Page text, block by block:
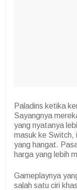
Paladins ketika
Sayangnya
yang nyatanya
masuk ke Switch,
yang hangat.
harga yang lebih
Gameplaynya
salah satu ciri